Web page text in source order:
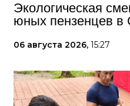
Экологическая
юных пензенцев в
06 августа 2026, 15:27